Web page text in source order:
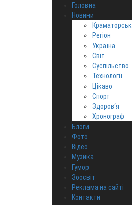
Головна
Новини
Краматорськ
Регіон
Україна
Світ
Суспільство
Технології
Цікаво
Спорт
Здоров‘я
Хронограф
Блоги
Фото
Відео
Музика
Гумор
Зоосвіт
Реклама на сайті
Контакти